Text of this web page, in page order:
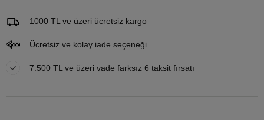
Email Adresi
1000 TL ve üzeri ücretsiz kargo
Ücretsiz ve kolay iade seçeneği
7.500 TL ve üzeri vade farksız 6 taksit fırsatı